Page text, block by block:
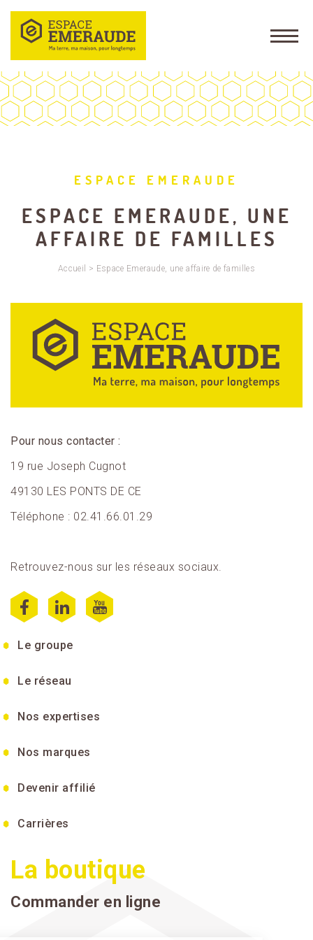
ESPACE EMERAUDE
ESPACE EMERAUDE, UNE
AFFAIRE DE FAMILLES
Accueil > Espace Emeraude, une affaire de familles
Pour nous contacter :
19 rue Joseph Cugnot
49130 LES PONTS DE CE
Téléphone : 02.41.66.01.29
Retrouvez-nous sur les réseaux sociaux.
Le groupe
Le réseau
Nos expertises
Nos marques
Devenir affilié
Carrières
La boutique
Commander en ligne